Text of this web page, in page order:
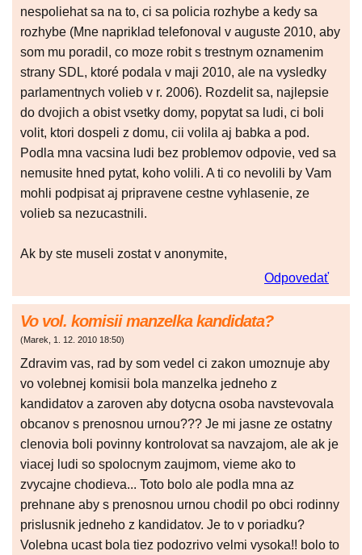
nespoliehat sa na to, ci sa policia rozhybe a kedy sa
rozhybe (Mne napriklad telefonoval v auguste 2010, aby
som mu poradil, co moze robit s trestnym oznamenim
strany SDL, ktoré podala v maji 2010, ale na vysledky
parlamentnych volieb v r. 2006). Rozdelit sa, najlepsie
do dvojich a obist vsetky domy, popytat sa ludi, ci boli
volit, ktori dospeli z domu, cii volila aj babka a pod.
Podla mna vacsina ludi bez problemov odpovie, ved sa
nemusite hned pytat, koho volili. A ti co nevolili by Vam
mohli podpisat aj pripravene cestne vyhlasenie, ze
volieb sa nezucastnili.
Ak by ste museli zostat v anonymite,
Odpovedať
Vo vol. komisii manzelka kandidata?
(Marek, 1. 12. 2010 18:50)
Zdravim vas, rad by som vedel ci zakon umoznuje aby
vo volebnej komisii bola manzelka jedneho z
kandidatov a zaroven aby dotycna osoba navstevovala
obcanov s prenosnou urnou??? Je mi jasne ze ostatny
clenovia boli povinny kontrolovat sa navzajom, ale ak je
viacej ludi so spolocnym zaujmom, vieme ako to
zvycajne chodieva... Toto bolo ale podla mna az
prehnane aby s prenosnou urnou chodil po obci rodinny
prislusnik jedneho z kandidatov. Je to v poriadku?
Volebna ucast bola tiez podozrivo velmi vysoka!! bolo to